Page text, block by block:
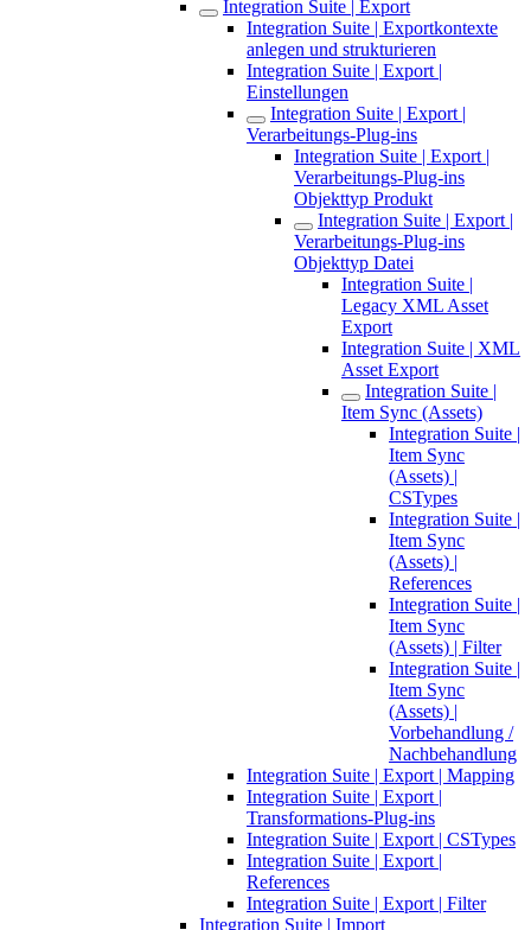
Integration Suite | Export
Integration Suite | Exportkontexte
anlegen und strukturieren
Integration Suite | Export |
Einstellungen
Integration Suite | Export |
Verarbeitungs-Plug-ins
Integration Suite | Export |
Verarbeitungs-Plug-ins
Objekttyp Produkt
Integration Suite | Export |
Verarbeitungs-Plug-ins
Objekttyp Datei
Integration Suite |
Legacy XML Asset
Export
Integration Suite | XML
Asset Export
Integration Suite |
Item Sync (Assets)
Integration Suite |
Item Sync
(Assets) |
CSTypes
Integration Suite |
Item Sync
(Assets) |
References
Integration Suite |
Item Sync
(Assets) | Filter
Integration Suite |
Item Sync
(Assets) |
Vorbehandlung /
Nachbehandlung
Integration Suite | Export | Mapping
Integration Suite | Export |
Transformations-Plug-ins
Integration Suite | Export | CSTypes
Integration Suite | Export |
References
Integration Suite | Export | Filter
Integration Suite | Import